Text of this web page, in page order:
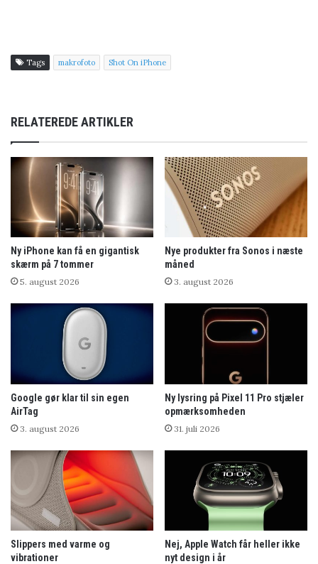
Tags makrofoto Shot On iPhone
RELATEREDE ARTIKLER
Ny iPhone kan få en gigantisk
skærm på 7 tommer
5. august 2026
Nye produkter fra Sonos i næste
måned
3. august 2026
Google gør klar til sin egen
AirTag
3. august 2026
Ny lysring på Pixel 11 Pro stjæler
opmærksomheden
31. juli 2026
Slippers med varme og
vibrationer
Nej, Apple Watch får heller ikke
nyt design i år